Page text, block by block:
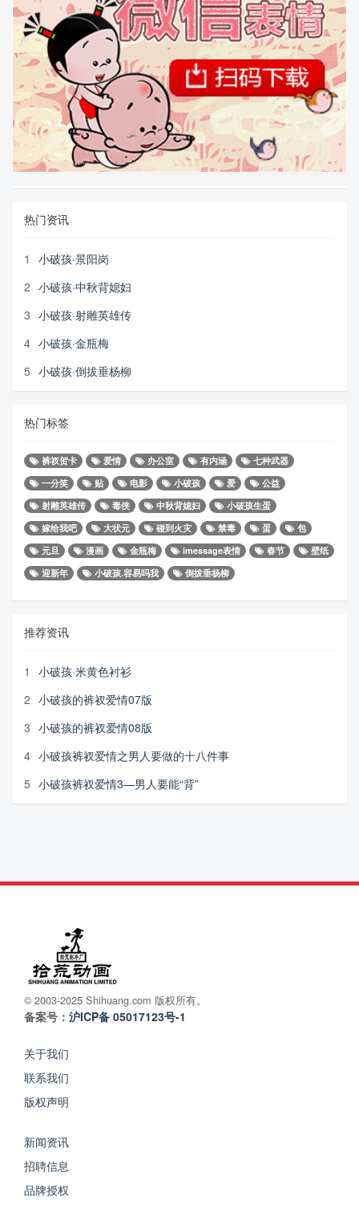
热门资讯
1
小破孩·景阳岗
2 小破孩·中秋背媳妇
3 小破孩·射雕英雄传
4 小破孩·金瓶梅
5 小破孩·倒拔垂杨柳
热门标签
裤衩贺卡 爱情 办公室 有内涵
七种武器
一分笑
贴 电影 小破孩 爱
公益
射雕英雄传
毒侠 中秋背媳妇
小破孩生蛋
嫁给我吧
大状元 碰到火灾 禁毒 蛋
包
元旦
漫画 金瓶梅 imessage表情 春节
壁纸
迎新年
小破孩.容易吗我 倒拔垂杨柳
推荐资讯
1
小破孩·米黄色衬衫
2 小破孩的裤衩爱情07版
3 小破孩的裤衩爱情08版
4 小破孩裤衩爱情之男人要做的十八件事
5 小破孩裤衩爱情3—男人要能“背”
© 2003-2025 Shihuang.com 版权所有。
备案号： 沪ICP备 05017123号-1
关于我们
联系我们
版权声明
新闻资讯
招聘信息
品牌授权